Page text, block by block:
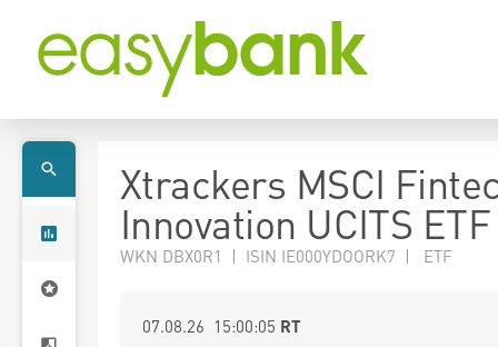
Xtrackers MSCI
Innovation UCITS
WKN DBX0R1 | ISIN IE000YDOORK7 | ETF
07.08.26 15:00:05 RT